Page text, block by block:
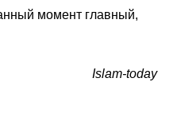
момент главный,
Islam-today